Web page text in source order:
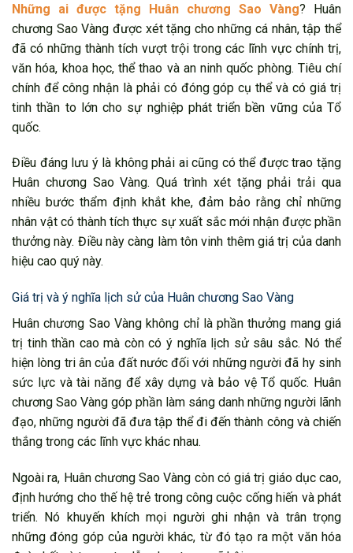
Những ai được tặng Huân chương Sao Vàng? Huân
chương Sao Vàng được xét tặng cho những cá nhân, tập thể
đã có những thành tích vượt trội trong các lĩnh vực chính trị,
văn hóa, khoa học, thể thao và an ninh quốc phòng. Tiêu chí
chính để công nhận là phải có đóng góp cụ thể và có giá trị
tinh thần to lớn cho sự nghiệp phát triển bền vững của Tổ
quốc.
Điều đáng lưu ý là không phải ai cũng có thể được trao tặng
Huân chương Sao Vàng. Quá trình xét tặng phải trải qua
nhiều bước thẩm định khắt khe, đảm bảo rằng chỉ những
nhân vật có thành tích thực sự xuất sắc mới nhận được phần
thưởng này. Điều này càng làm tôn vinh thêm giá trị của danh
hiệu cao quý này.
Giá trị và ý nghĩa lịch sử của Huân chương Sao Vàng
Huân chương Sao Vàng không chỉ là phần thưởng mang giá
trị tinh thần cao mà còn có ý nghĩa lịch sử sâu sắc. Nó thể
hiện lòng tri ân của đất nước đối với những người đã hy sinh
sức lực và tài năng để xây dựng và bảo vệ Tổ quốc. Huân
chương Sao Vàng góp phần làm sáng danh những người lãnh
đạo, những người đã đưa tập thể đi đến thành công và chiến
thắng trong các lĩnh vực khác nhau.
Ngoài ra, Huân chương Sao Vàng còn có giá trị giáo dục cao,
định hướng cho thế hệ trẻ trong công cuộc cống hiến và phát
triển. Nó khuyến khích mọi người ghi nhận và trân trọng
những đóng góp của người khác, từ đó tạo ra một văn hóa